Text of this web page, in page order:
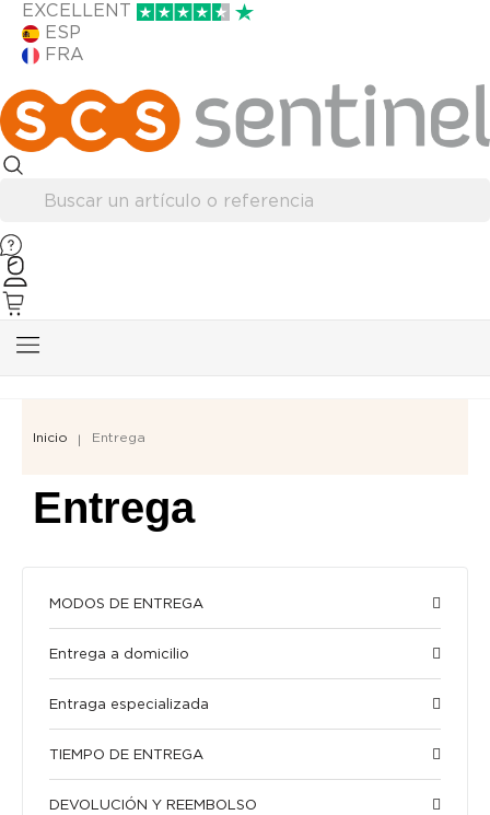
EXCELLENT
ESP
FRA
Inicio Entrega
Entrega
MODOS DE ENTREGA
Entrega a domicilio
Entraga especializada
TIEMPO DE ENTREGA
DEVOLUCIÓN Y REEMBOLSO